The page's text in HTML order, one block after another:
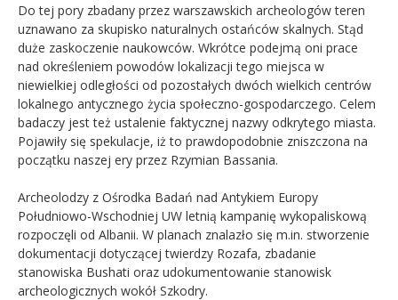
Do tej pory zbadany przez warszawskich archeologów teren
uznawano za skupisko naturalnych ostańców skalnych. Stąd
duże zaskoczenie naukowców. Wkrótce podejmą oni prace
nad określeniem powodów lokalizacji tego miejsca w
niewielkiej odległości od pozostałych dwóch wielkich centrów
lokalnego antycznego życia społeczno-gospodarczego. Celem
badaczy jest też ustalenie faktycznej nazwy odkrytego miasta.
Pojawiły się spekulacje, iż to prawdopodobnie zniszczona na
początku naszej ery przez Rzymian Bassania.
Archeolodzy z Ośrodka Badań nad Antykiem Europy
Południowo-Wschodniej UW letnią kampanię wykopaliskową
rozpoczęli od Albanii. W planach znalazło się m.in. stworzenie
dokumentacji dotyczącej twierdzy Rozafa, zbadanie
stanowiska Bushati oraz udokumentowanie stanowisk
archeologicznych wokół Szkodry.